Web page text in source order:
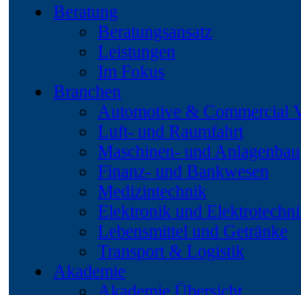
Beratung
Beratungsansatz
Leistungen
Im Fokus
Branchen
Automotive & Commercial
Luft- und Raumfahrt
Maschinen- und Anlagenbau
Finanz- und Bankwesen
Medizintechnik
Elektronik und
Lebensmittel und Getränke
Transport & Logistik
Akademie
Akademie Übersicht